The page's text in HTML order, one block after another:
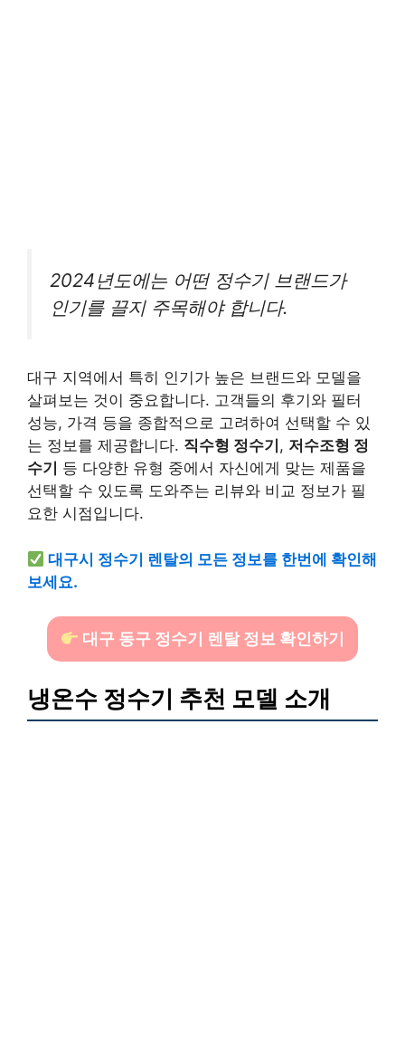
2024년도에는 어떤 정수기 브랜드가
인기를 끌지 주목해야 합니다.
대구 지역에서 특히 인기가 높은 브랜드와 모델을
살펴보는 것이 중요합니다. 고객들의 후기와 필터
성능, 가격 등을 종합적으로 고려하여 선택할 수 있
는 정보를 제공합니다. 직수형 정수기 , 저수조형 정
수기
등 다양한 유형 중에서 자신에게 맞는 제품을
선택할 수 있도록 도와주는 리뷰와 비교 정보가 필
요한 시점입니다.
대구시 정수기 렌탈의 모든 정보를 한번에 확인해
보세요.
대구 동구 정수기 렌탈 정보 확인하기
냉온수 정수기 추천 모델 소개